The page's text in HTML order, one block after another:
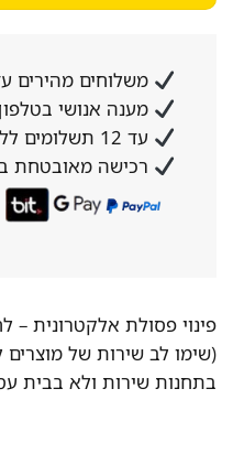
משלוחים מהירים
מענה אנושי בטלפון
עד 12 תשלומים ללא ריבית והצמדה
רכישה מאובטחת
פינוי פסולת אלקטרונית –
(שימו לב שירות של
בתחנות שירות ולא בבית